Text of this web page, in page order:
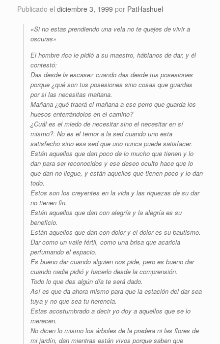
Publicado el diciembre 3, 1999 por PatHashuel
«Si no estas prendiendo una vela no te quejes de vivir a
oscuras»
El hombre rico le pidió a su maestro, háblanos de dar, y él
contestó:
Das desde la escasez cuando das desde tus posesiones
porque ¿qué son tus posesiones sino cosas que guardas
por si las necesitas mañana.
Mañana ¿qué traerá el mañana a ese perro que guarda los
huesos enterrándolos en el camino?
¿Cuál es el miedo de necesitar sino el necesitar en sí
mismo?. No es el temor a la sed cuando uno esta
satisfecho sino esa sed que uno nunca puede satisfacer.
Están aquellos que dan poco de lo mucho que tienen y lo
dan para ser reconocidos y ese deseo oculto hace que lo
que dan no llegue, y están aquellos que tienen poco y lo dan
todo.
Estos son los creyentes en la vida y las riquezas de su dar
no tienen fin.
Están aquellos que dan con alegría y la alegría es su
beneficio.
Están aquellos que dan con dolor y el dolor es su bautismo.
Dar como un valle fértil, como una brisa que acaricia
perfumando el espacio.
Es bueno dar cuando alguien nos pide, pero es bueno dar
cuando nadie pidió y hacerlo desde la comprensión.
Todo lo que des algún día te será dado.
Así es que da ahora mismo para que la estación del dar sea
tuya y no que sea tu herencia.
Estas acostumbrado a decir yo doy a aquellos que se lo
merecen.
No dicen lo mismo los árboles de la pradera ni las flores de
mi jardín, dan mientras están vivos porque saben que